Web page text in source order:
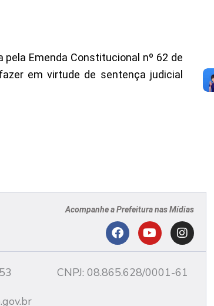
pela Emenda Constitucional nº 62 de
em virtude de sentença judicial
Acompanhe a Prefeitura nas Mídias
F
c
Y
u
I
s
CNPJ: 08.865.628/0001-61